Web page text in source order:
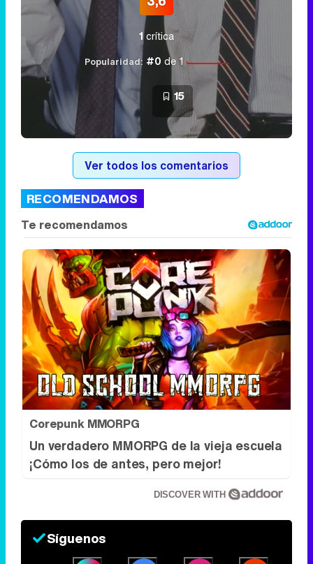
1crítica
Popularidad: #0 de 1
15
Ver todos los comentarios
RECOMENDAMOS
Corepunk MMORPG
Un verdadero MMORPG de la vieja escuela
¡Cómo los de antes, pero mejor!
DISCOVER WITH
Síguenos